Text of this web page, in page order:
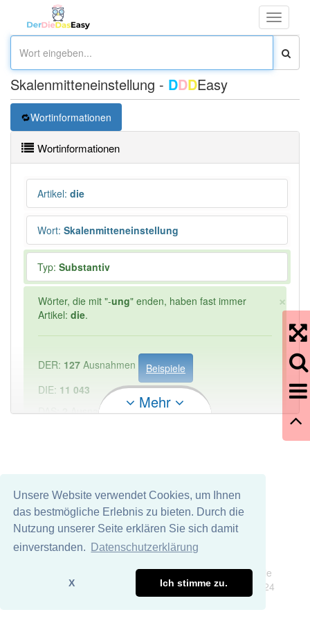
Unsere Website verwendet Cookies, um Ihnen
das bestmögliche Erlebnis zu bieten. Durch die
Nutzung unserer Seite erklären Sie sich damit
einverstanden.
Datenschutzerklärung
X Ich stimme zu.
Toggle
Skalenmitteneinstellung - DDDEasy
Wortinformationen
Wortinformationen
Artikel: die
Wort: Skalenmitteneinstellung
Typ: Substantiv
×
Wörter, die mit "-ung" enden, haben fast immer
Artikel: die.
DER: 127 Ausnahmen
Beispiele
DIE: 11 043
DAS:2Ausnahmen Beispiele
Häufigkeit: 2 von 10
Wörter mit Endung-skalenmitteneinstellung
mit einem anderen Artikel: -1
95% unserer Spielapp-Nutzer haben den Artikel
Mehr
Wir übernehmen keine Garantie und keine Haftung für die
Richtigkeit und Vollständigkeit dieser Seite. DDDEasy 2024